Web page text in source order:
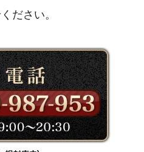
ださい。